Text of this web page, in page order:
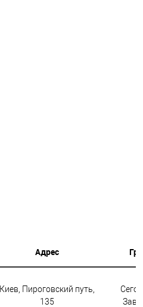
Адрес
Киев, Пироговский путь,
135